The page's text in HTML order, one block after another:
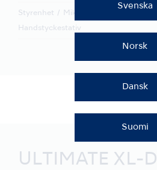
Svenska
Norsk
Dansk
Suomi
Styrenhet Mikromotorhandstycke
Handstyckestativ
ULTIMATE XL-D